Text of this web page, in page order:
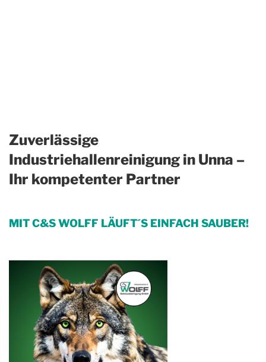
Zuverlässige
Industriehallenreinigung in Unna –
Ihr kompetenter Partner
MIT C&S WOLFF LÄUFT´S EINFACH SAUBER!